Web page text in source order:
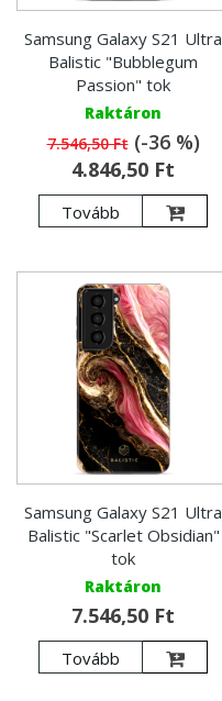
Samsung Galaxy S21 Ultra
Balistic "Bubblegum
Passion" tok
Raktáron
7.546,50 Ft(-36 %)
4.846,50 Ft
Tovább
Samsung Galaxy S21 Ultra
Balistic "Scarlet Obsidian"
tok
Raktáron
7.546,50 Ft
Tovább